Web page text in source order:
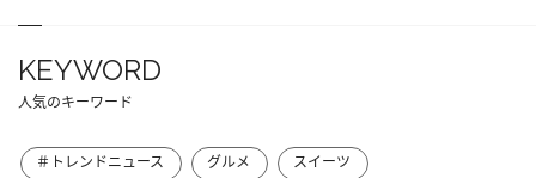
KEYWORD
人気のキーワード
＃トレンドニュース グルメ スイーツ